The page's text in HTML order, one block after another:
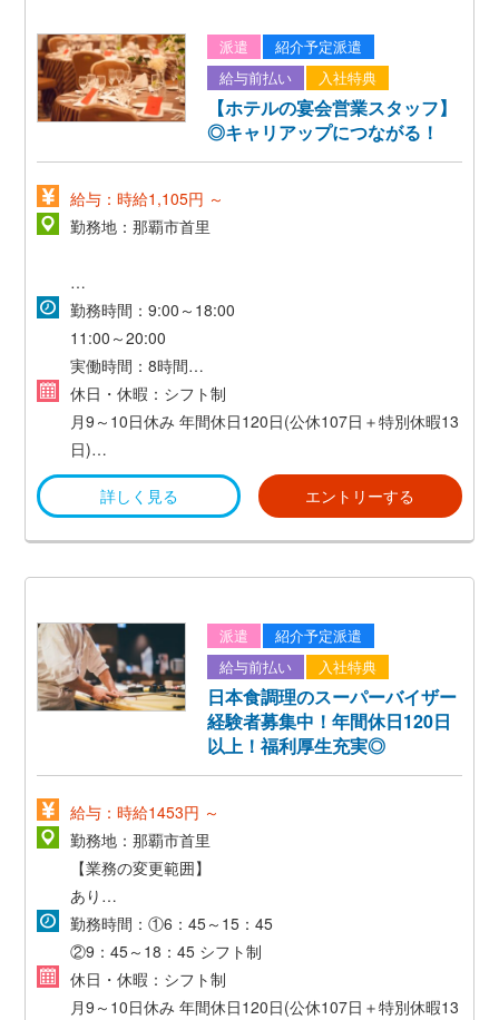
・子の看護休暇
・傷病休暇
・介護休暇 等
派遣
紹介予定派遣
給与前払い
入社特典
【ホテルの宴会営業スタッフ】
◎キャリアップにつながる！
給与：時給1,105円 ～
勤務地：那覇市首里
【業務の変更範囲】
あり
【勤務地の変更範囲】
なし
勤務時間：9:00～18:00
11:00～20:00
実働時間：8時間
休憩時間：1時間
休日・休暇：シフト制
月9～10日休み 年間休日120日(公休107日＋特別休暇13
日)
年次有給休暇((法定通り付与)
各種特別休暇
・子の看護休暇
・傷病休暇
・介護休暇 等
詳しく見る エントリーする
派遣
紹介予定派遣
給与前払い
入社特典
日本食調理のスーパーバイザー
経験者募集中！年間休日120日
以上！福利厚生充実◎
給与：時給1453円 ～
勤務地：那覇市首里
【業務の変更範囲】
あり
【勤務地の変更範囲】
あり
※国内他プロパティに異動する可能性あり
勤務時間：①6：45～15：45
②9：45～18：45 シフト制
休日・休暇：シフト制
月9～10日休み 年間休日120日(公休107日＋特別休暇13